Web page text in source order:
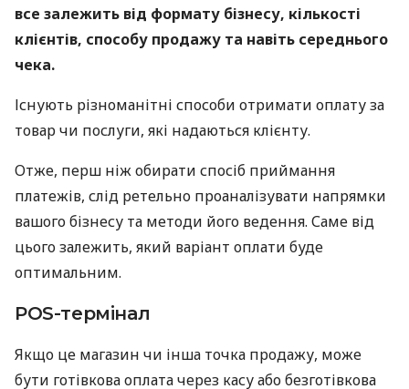
все залежить від формату бізнесу, кількості
клієнтів, способу продажу та навіть середнього
чека.
Існують різноманітні способи отримати оплату за
товар чи послуги, які надаються клієнту.
Отже, перш ніж обирати спосіб приймання
платежів, слід ретельно проаналізувати напрямки
вашого бізнесу та методи його ведення. Саме від
цього залежить, який варіант оплати буде
оптимальним.
POS-термінал
Якщо це магазин чи інша точка продажу, може
бути готівкова оплата через касу або безготівкова